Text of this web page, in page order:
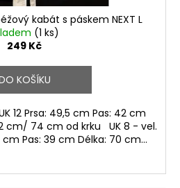
kabát s páskem NEXT L
(1 ks)
249 Kč
KOŠÍKU
12 Prsa: 49,5 cm Pas: 42 cm
cm/ 74 cm od krku UK 8 - vel.
Pas: 39 cm Délka: 70 cm...